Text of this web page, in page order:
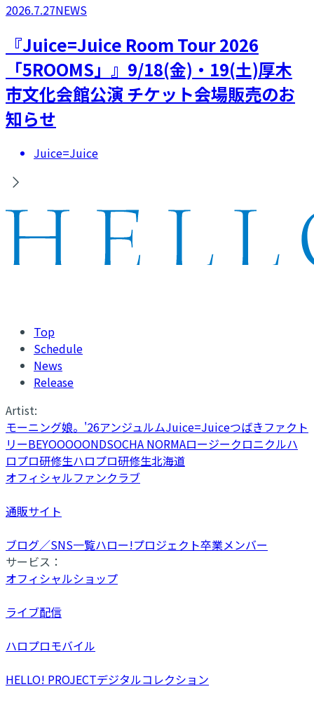
2026.7.27NEWS
『Juice=Juice Room Tour 2026
「5ROOMS」』9/18(金)・19(土)厚木
市文化会館公演 チケット会場販売のお
知らせ
Juice=Juice
Top
Schedule
News
Release
Artist:
モーニング娘。'26アンジュルムJuice=Juiceつばきファクト
リーBEYOOOOONDSOCHA NORMAロージークロニクルハ
ロプロ研修生ハロプロ研修生北海道
オフィシャルファンクラブ
通販サイト
ブログ／SNS一覧ハロー!プロジェクト卒業メンバー
サービス：
オフィシャルショップ
ライブ配信
ハロプロモバイル
HELLO! PROJECTデジタルコレクション